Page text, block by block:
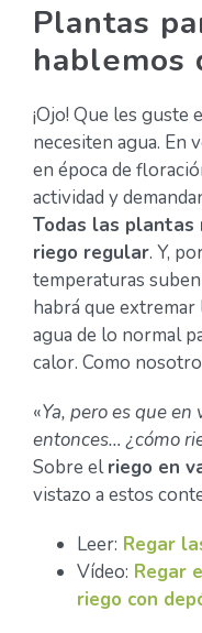
Plantas
hablemos
¡Ojo! Que les guste
necesiten agua. En
en época de
actividad y
Todas las plantas
riego regular. Y,
temperaturas
habrá que
agua de lo normal
calor. Como
«Ya, pero es que
entonces… ¿cómo
Sobre elriego en
vistazo a estos
Leer: Regar
Vídeo: Regar
riego con